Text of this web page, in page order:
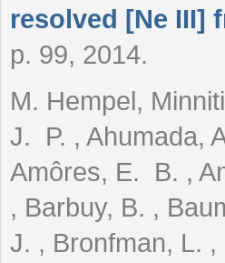
resolved [Ne III]
p. 99, 2014.
M. Hempel,
J. P. , Ahumada,
Amôres, E. B. ,
, Barbuy, B. ,
J. , Bronfman, L.